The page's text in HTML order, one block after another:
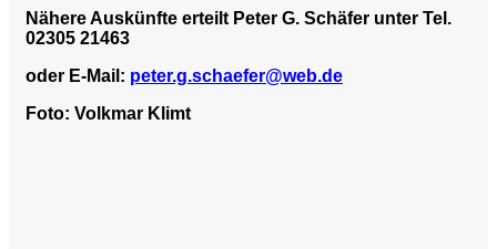
Nähere Auskünfte erteilt Peter G. Schäfer unter Tel.
02305 21463
oder E-Mail: peter.g.schaefer@web.de
Foto: Volkmar Klimt